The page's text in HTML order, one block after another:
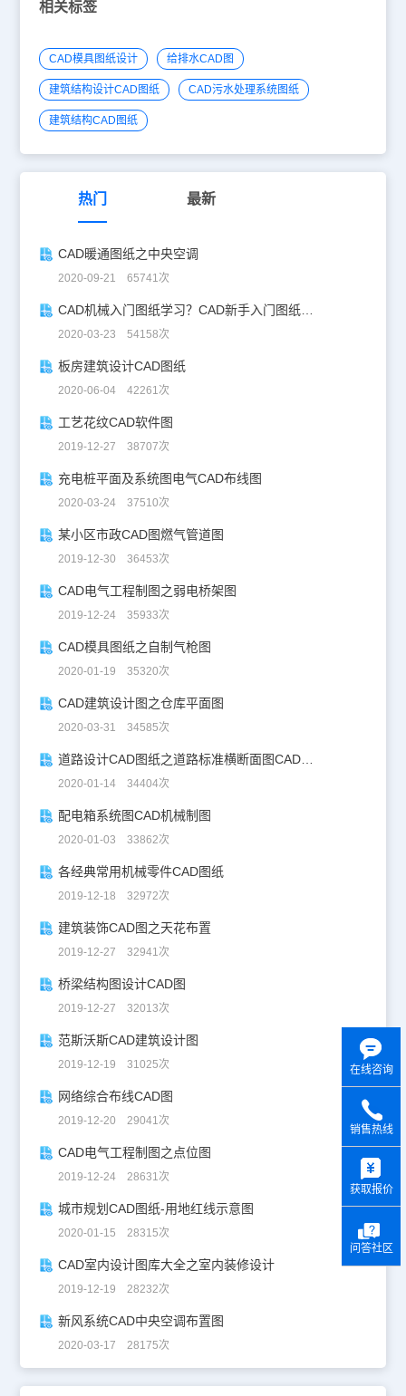
相关标签
CAD模具图纸设计 给排水CAD图
建筑结构设计CAD图纸 CAD污水处理系统图纸
建筑结构CAD图纸
热门 最新
CAD暖通图纸之中央空调
2020-09-21 65741次
CAD机械入门图纸学习？CAD新手入门图纸练习
2020-03-23 54158次
板房建筑设计CAD图纸
2020-06-04 42261次
工艺花纹CAD软件图
2019-12-27 38707次
充电桩平面及系统图电气CAD布线图
2020-03-24 37510次
某小区市政CAD图燃气管道图
2019-12-30 36453次
CAD电气工程制图之弱电桥架图
2019-12-24 35933次
CAD模具图纸之自制气枪图
2020-01-19 35320次
CAD建筑设计图之仓库平面图
2020-03-31 34585次
道路设计CAD图纸之道路标准横断面图CAD图纸
2020-01-14 34404次
配电箱系统图CAD机械制图
2020-01-03 33862次
各经典常用机械零件CAD图纸
2019-12-18 32972次
建筑装饰CAD图之天花布置
2019-12-27 32941次
桥梁结构图设计CAD图
2019-12-27 32013次
范斯沃斯CAD建筑设计图
2019-12-19 31025次
网络综合布线CAD图
2019-12-20 29041次
CAD电气工程制图之点位图
2019-12-24 28631次
城市规划CAD图纸-用地红线示意图
2020-01-15 28315次
CAD室内设计图库大全之室内装修设计
2019-12-19 28232次
新风系统CAD中央空调布置图
2020-03-17 28175次
在线咨询
销售热线
获取报价
问答社区